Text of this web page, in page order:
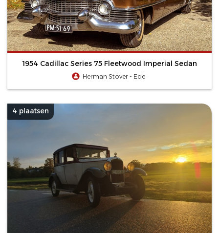
1954 Cadillac Series 75 Fleetwood Imperial Sedan
Herman Stöver - Ede
4 plaatsen